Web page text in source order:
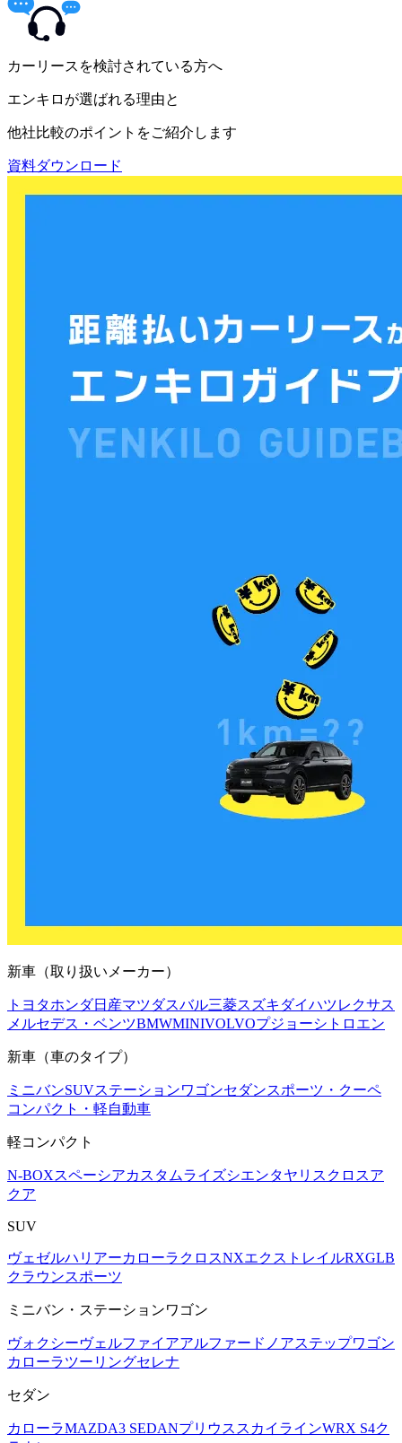
カーリースを検討されている方へ
エンキロが選ばれる理由と
他社比較のポイントをご紹介します
資料ダウンロード
新車（取り扱いメーカー）
トヨタホンダ日産マツダスバル三菱スズキ ダイハツレクサス
メルセデス・ベンツBMWMINIVOLVOプジョーシトロエン
新車（車のタイプ）
ミニバンSUVステーションワゴンセダンスポーツ・クーペ
コンパクト・軽自動車
軽コンパクト
N-BOXスペーシアカスタムライズシエンタヤリスクロスア
クア
SUV
ヴェゼルハリアーカローラクロスNXエクストレイルRXGLB
クラウンスポーツ
ミニバン・ステーションワゴン
ヴォクシーヴェルファイアアルファード ノアステップワゴン
カローラツーリングセレナ
セダン
カローラMAZDA3 SEDANプリウス スカイラインWRX S4ク